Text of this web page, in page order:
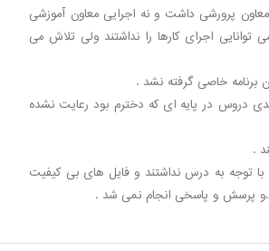
پرورشی داشت و نه اجرایی معاون آموزشی
اجرای کارها را نداشتند ولی تلاش می
برنامه خاصی گرفته نشد .
دروس در پایه ای که دخترم بود رعایت نشده
.
با توجه به درس نداشتند و فایل های بی کیفیت
.و پرسش و پاسخی انجام نمی شد .